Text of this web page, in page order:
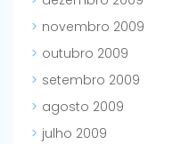
novembro 2009
outubro 2009
setembro 2009
agosto 2009
julho 2009